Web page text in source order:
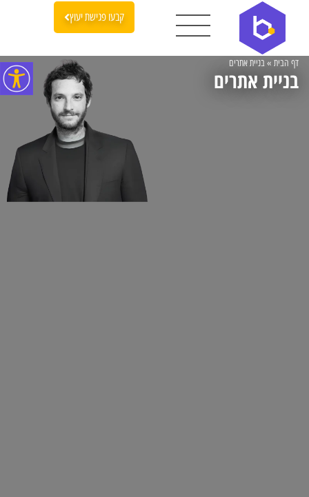
קבעו פגישת יעוץ
דף הבית »בניית אתרים
בניית אתרים